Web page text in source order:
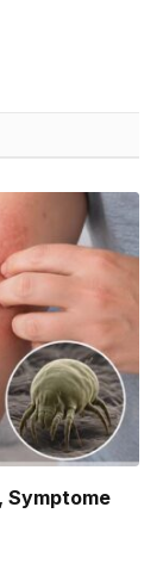
Symptome